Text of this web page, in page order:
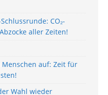
CO₂-
aller Zeiten!
auf: Zeit für
Wahl wieder